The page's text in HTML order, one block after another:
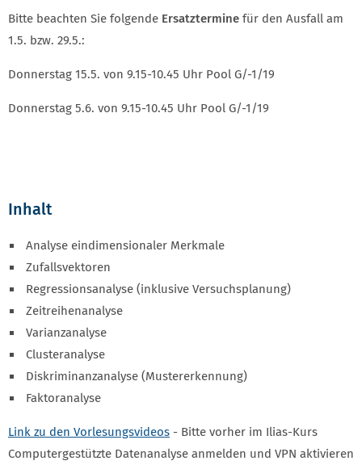
Bitte beachten Sie folgende Ersatztermine für den Ausfall am
1.5. bzw. 29.5.:
Donnerstag 15.5. von 9.15-10.45 Uhr Pool G/-1/19
Donnerstag 5.6. von 9.15-10.45 Uhr Pool G/-1/19
Inhalt
Analyse eindimensionaler Merkmale
Zufallsvektoren
Regressionsanalyse (inklusive Versuchsplanung)
Zeitreihenanalyse
Varianzanalyse
Clusteranalyse
Diskriminanzanalyse (Mustererkennung)
Faktoranalyse
Link zu den Vorlesungsvideos - Bitte vorher im Ilias-Kurs
Computergestützte Datenanalyse anmelden und VPN aktivieren